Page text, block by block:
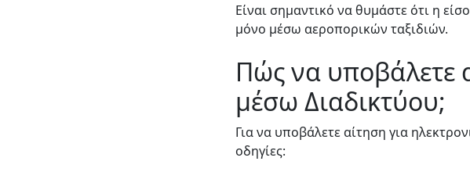
Είναι σημαντικό να θυμάστε ότι η
μόνο μέσω αεροπορικών ταξιδιών.
Πώς να υποβάλετε
μέσω Διαδικτύου;
Για να υποβάλετε αίτηση για
οδηγίες: